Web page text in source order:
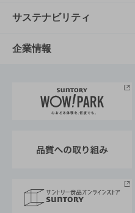
商品発売情報
栄養成分一覧
キャンペーン
工場見学
地域情報
文化・スポーツTOP
サントリーホール
サントリーサンバーズ大
サステナビリティ
サステナビリティTOP
サントリーが考えるサ
企業情報
企業概要
採用情報